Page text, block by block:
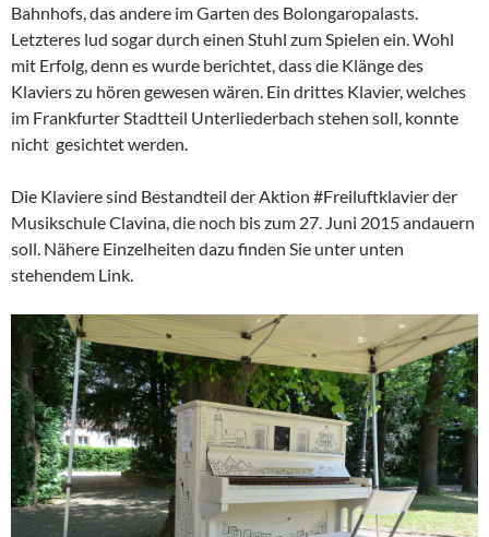
Bahnhofs, das andere im Garten des Bolongaropalasts.
Letzteres lud sogar durch einen Stuhl zum Spielen ein. Wohl
mit Erfolg, denn es wurde berichtet, dass die Klänge des
Klaviers zu hören gewesen wären. Ein drittes Klavier, welches
im Frankfurter Stadtteil Unterliederbach stehen soll, konnte
nicht gesichtet werden.
Die Klaviere sind Bestandteil der Aktion #Freiluftklavier der
Musikschule Clavina, die noch bis zum 27. Juni 2015 andauern
soll. Nähere Einzelheiten dazu finden Sie unter unten
stehendem Link.